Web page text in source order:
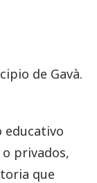
de Gavà.
educativo
privados,
que